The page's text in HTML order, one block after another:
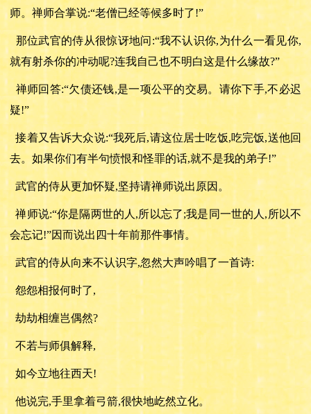
师。禅师合掌说:“老僧已经等候多时了!”
那位武官的侍从很惊讶地问 :“我不认识你,为什么一看见你,
就有射杀你的冲动呢?连我自己也不明白这是什么缘故?”
禅师回答:“欠债还钱,是一项公平的交易。请你下手,不必迟
疑!”
接着又告诉大众说:“我死后,请这位居士吃饭,吃完饭,送他回
去。如果你们有半句愤恨和怪罪的话,就不是我的弟子!”
武官的侍从更加怀疑,坚持请禅师说出原因。
禅师说:“你是隔两世的人,所以忘了;我是同一世的人,所以不
会忘记!”因而说出四十年前那件事情。
武官的侍从向来不认识字,忽然大声吟唱了一首诗:
怨怨相报何时了,
劫劫相缠岂偶然?
不若与师俱解释,
如今立地往西天!
他说完,手里拿着弓箭,很快地屹然立化。